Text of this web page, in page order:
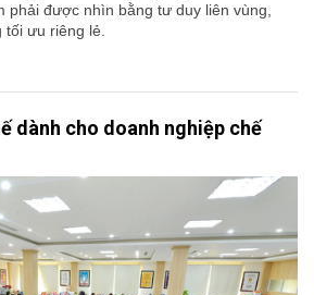
phải được nhìn bằng tư duy liên vùng,
tối ưu riêng lẻ.
dành cho doanh nghiệp chế